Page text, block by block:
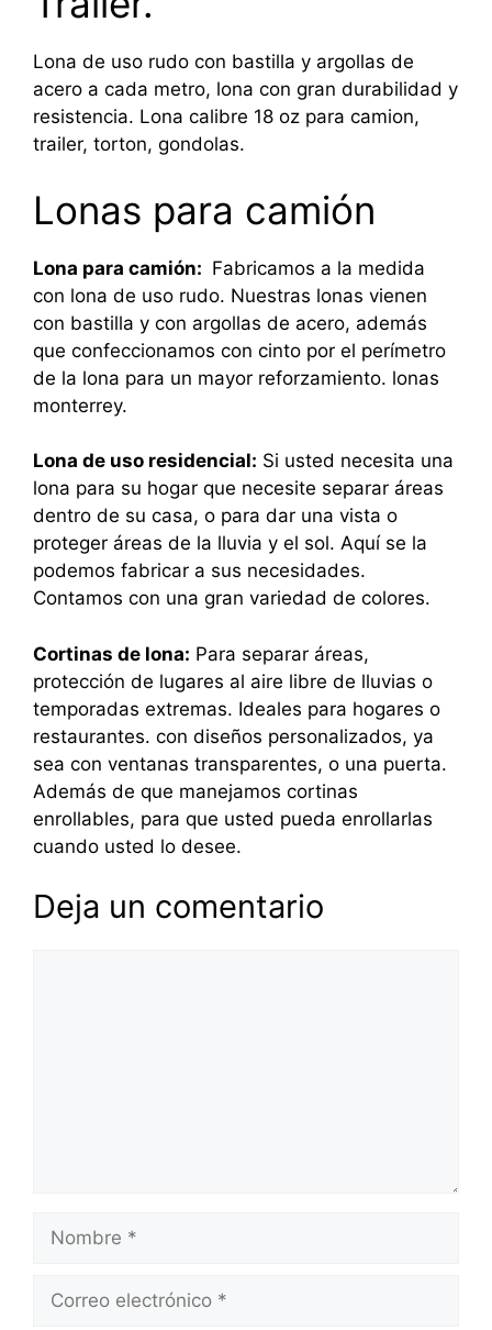
Lona de uso rudo con bastilla y argollas de
acero a cada metro, lona con gran durabilidad y
resistencia. Lona calibre 18 oz para camion,
trailer, torton, gondolas.
Lonas para camión
Lona para camión: Fabricamos a la medida
con lona de uso rudo. Nuestras lonas vienen
con bastilla y con argollas de acero, además
que confeccionamos con cinto por el perímetro
de la lona para un mayor reforzamiento. lonas
monterrey.
Lona de uso residencial: Si usted necesita una
lona para su hogar que necesite separar áreas
dentro de su casa, o para dar una vista o
proteger áreas de la lluvia y el sol. Aquí se la
podemos fabricar a sus necesidades.
Contamos con una gran variedad de colores.
Cortinas de lona: Para separar áreas,
protección de lugares al aire libre de lluvias o
temporadas extremas. Ideales para hogares o
restaurantes. con diseños personalizados, ya
sea con ventanas transparentes, o una puerta.
Además de que manejamos cortinas
enrollables, para que usted pueda enrollarlas
cuando usted lo desee.
Deja un comentario
Nombre
Correo